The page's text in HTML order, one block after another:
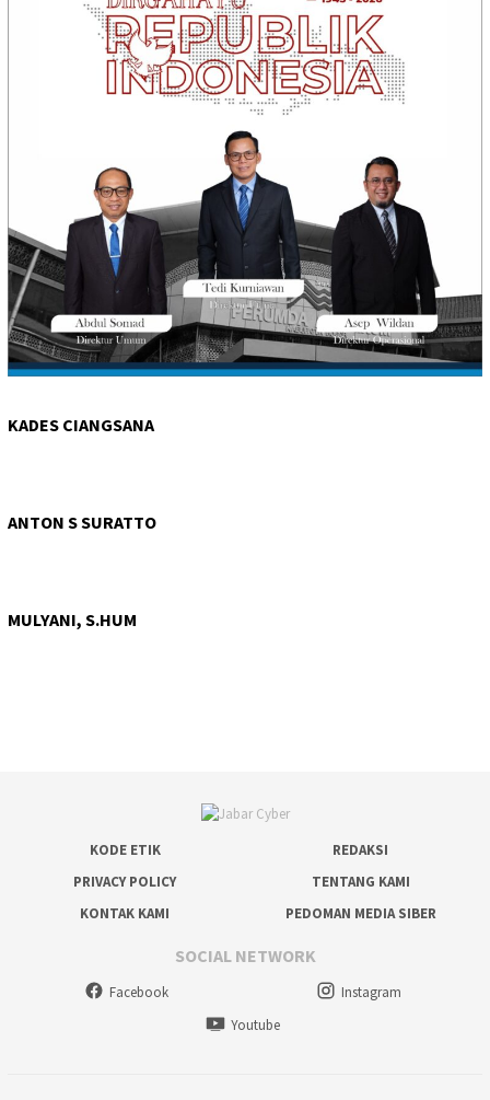
KADES CIANGSANA
ANTON S SURATTO
MULYANI, S.HUM
KODE ETIK
REDAKSI
PRIVACY POLICY
TENTANG KAMI
KONTAK KAMI
PEDOMAN MEDIA SIBER
SOCIAL NETWORK
Facebook
Instagram
Youtube